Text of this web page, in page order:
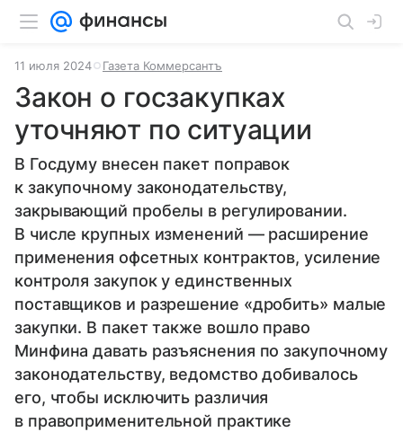
11 июля 2024 Газета Коммерсантъ
Закон о госзакупках
уточняют по ситуации
В Госдуму внесен пакет поправок
к закупочному законодательству,
закрывающий пробелы в регулировании.
В числе крупных изменений — расширение
применения офсетных контрактов, усиление
контроля закупок у единственных
поставщиков и разрешение «дробить» малые
закупки. В пакет также вошло право
Минфина давать разъяснения по закупочному
законодательству, ведомство добивалось
его, чтобы исключить различия
в правоприменительной практике